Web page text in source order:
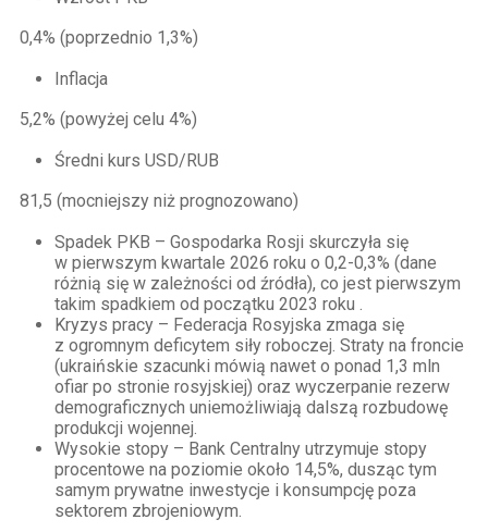
0,4% (poprzednio 1,3%)
Inflacja
5,2% (powyżej celu 4%)
Średni kurs USD/RUB
81,5 (mocniejszy niż prognozowano)
Spadek PKB – Gospodarka Rosji skurczyła się
w pierwszym kwartale 2026 roku o 0,2-0,3% (dane
różnią się w zależności od źródła), co jest pierwszym
takim spadkiem od początku 2023 roku .
Kryzys pracy – Federacja Rosyjska zmaga się
z ogromnym deficytem siły roboczej. Straty na froncie
(ukraińskie szacunki mówią nawet o ponad 1,3 mln
ofiar po stronie rosyjskiej) oraz wyczerpanie rezerw
demograficznych uniemożliwiają dalszą rozbudowę
produkcji wojennej.
Wysokie stopy – Bank Centralny utrzymuje stopy
procentowe na poziomie około 14,5%, dusząc tym
samym prywatne inwestycje i konsumpcję poza
sektorem zbrojeniowym.